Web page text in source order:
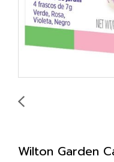
Wilton Garden